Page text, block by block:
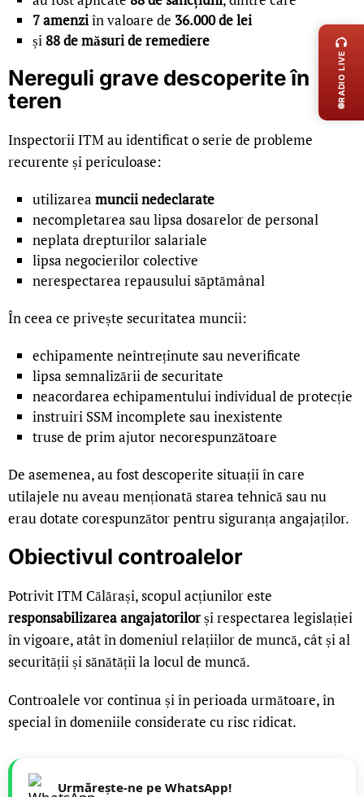
7 amenziîn valoare de 36.000 de lei
și 88 de măsuri de remediere
Nereguli grave descoperite în
teren
Inspectorii ITM au identificat o serie de probleme
recurente și periculoase:
utilizarea muncii nedeclarate
necompletarea sau lipsa dosarelor de personal
neplata drepturilor salariale
lipsa negocierilor colective
nerespectarea repausului săptămânal
În ceea ce privește securitatea muncii:
echipamente neîntreținute sau neverificate
lipsa semnalizării de securitate
neacordarea echipamentului individual de protecție
instruiri SSM incomplete sau inexistente
truse de prim ajutor necorespunzătoare
De asemenea, au fost descoperite situații în care
utilajele nu aveau menționată starea tehnică sau nu
erau dotate corespunzător pentru siguranța angajaților.
Obiectivul controalelor
Potrivit ITM Călărași, scopul acțiunilor este
responsabilizarea angajatorilorși respectarea legislației
în vigoare, atât în domeniul relațiilor de muncă, cât și al
securității și sănătății la locul de muncă.
Controalele vor continua și în perioada următoare, în
special în domeniile considerate cu risc ridicat.
Urmărește-ne pe WhatsApp!
RADIO LIVE